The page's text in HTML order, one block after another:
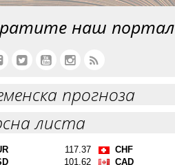
наш портал
прогноза
листа